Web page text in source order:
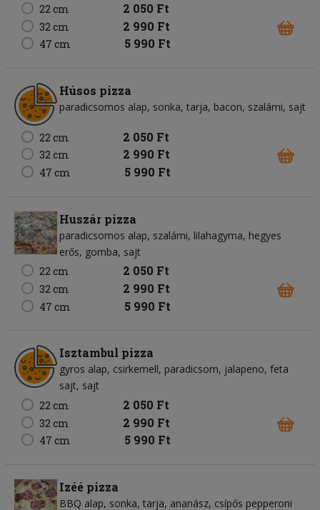
22 cm
2 050 Ft
32 cm 2 990 Ft
47 cm 5 990 Ft
Húsos pizza
paradicsomos alap sonka tarja bacon szalámi sajt
22 cm 2 050 Ft
32 cm 2 990 Ft
47 cm 5 990 Ft
Huszár pizza
paradicsomos alap szalámi lilahagyma hegyes
erős gomba sajt
22 cm
2 050 Ft
32 cm 2 990 Ft
47 cm 5 990 Ft
Isztambul pizza
gyros alap csirkemell paradicsom jalapeno feta
sajt sajt
22 cm
2 050 Ft
32 cm 2 990 Ft
47 cm 5 990 Ft
Izéé pizza
BBQ alap sonka tarja ananász csípős pepperoni